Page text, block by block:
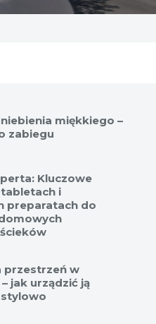
miękkiego –
zabiegu
Kluczowe
i
preparatach do
przestrzeń w
jak urządzić ją